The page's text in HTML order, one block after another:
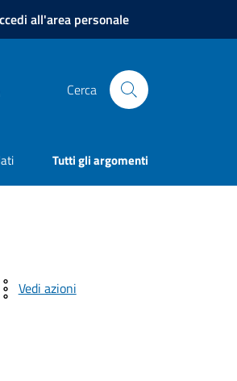
all'area personale
Cerca
Tutti gli argomenti
Vedi azioni